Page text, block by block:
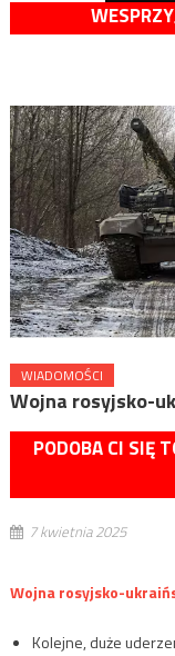
WIADOMOŚCI
Wojna rosyjsko-
PODOBA CI SIĘ
7 kwietnia 2025
Wojna rosyjsko-
Kolejne, duże